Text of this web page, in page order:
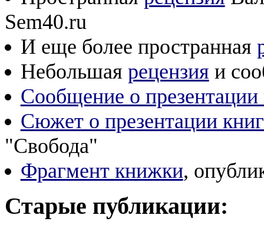
Sem40.ru
И еще более пространная
Небольшая рецензия и
Сообщение о презентации
Сюжет о презентации
"Свобода"
Фрагмент книжки,
Старые публикации: